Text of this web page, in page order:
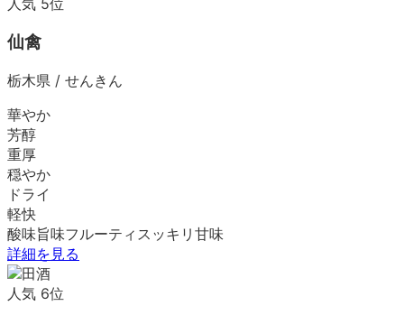
仙禽
栃木県 / せんきん
華やか
芳醇
重厚
穏やか
ドライ
軽快
酸味旨味フルーティ スッキリ 甘味
詳細を見る
人気 6位